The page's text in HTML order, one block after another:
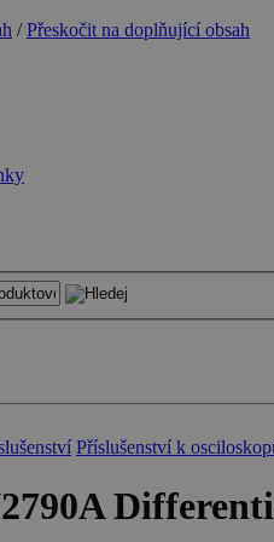
/Přeskočit na doplňující obsah
Příslušenství k